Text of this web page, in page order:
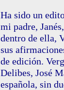
Ha sido un
mi padre,
dentro de ella,
sus
de edición.
Delibes, José
española, sin